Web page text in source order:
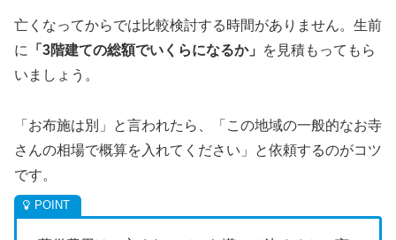
亡くなってからでは比較検討する時間がありません。生前
に
「3階建ての総額でいくらになるか」
を見積もってもら
いましょう。
「お布施は別」と言われたら、「この地域の一般的なお寺
さんの相場で概算を入れてください」と依頼するのがコツ
です。